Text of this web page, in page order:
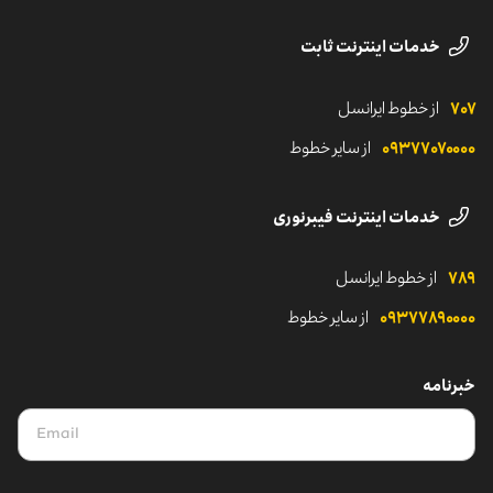
خدمات اینترنت ثابت
۷۰۷ از خطوط ایرانسل
۰۹۳۷۷۰۷۰۰۰۰ از سایر خطوط
خدمات اینترنت فیبرنوری
۷۸۹ از خطوط ایرانسل
۰۹۳۷۷۸۹۰۰۰۰ از سایر خطوط
خبرنامه